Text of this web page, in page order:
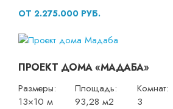
ОТ 2.275.000 РУБ.
ПРОЕКТ ДОМА «МАДАБА»
Размеры:
13×10 м
Площадь:
93,28 м2
Комнат:
3